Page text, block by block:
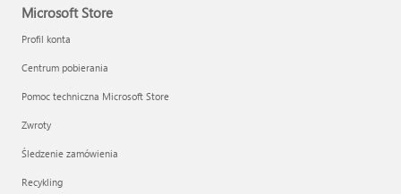
Microsoft Store
Profil konta
Centrum pobierania
Pomoc techniczna Microsoft Store
Zwroty
Śledzenie zamówienia
Recykling